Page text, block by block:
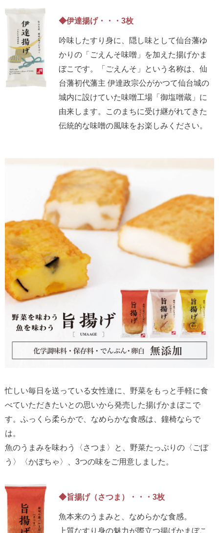
◆伊達揚げ・・・3枚
吟味したすり身に、隠し味として仙台藩ゆ
かりの「ごえんそ味噌」を加えた揚げかま
ぼこです。「ごえんそ」という名称は、仙
台藩初代藩主 伊達政宗公がかつて仙台城の
城内に設けていた味噌工場「御塩噌蔵」に
由来します。このまちに受け継がれてきた
伝統的な味噌の風味をお楽しみください。
忙しい毎日を送っている女性達に、野菜をもっと手軽に食
べていただきたいとの思いから発売した揚げかまぼこで
す。ふっくら柔らかで、なめらかな食感は、鐘椅ならで
は。
魚のうまみを味わう〈さつま〉と、野菜たっぷりの〈ごぼ
う〉〈かぼちゃ〉、3つの味をご用意しました。
◆旨揚げ（さつま）・・・3枚
魚本来のうまみと、なめらかな食感。
上質なすり身の魅力が際立つ揚げかまぼこ